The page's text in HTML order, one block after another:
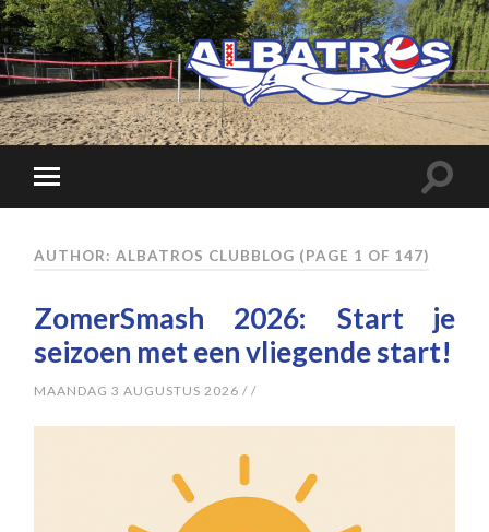
AUTHOR: ALBATROS CLUBBLOG (PAGE 1 OF 147)
ZomerSmash 2026: Start je
seizoen met een vliegende start!
MAANDAG 3 AUGUSTUS 2026 //